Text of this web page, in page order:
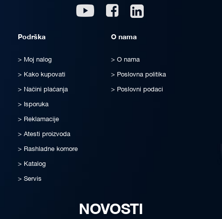
Youtube Facebook
Podrška
Moj nalog
Kako kupovati
Načini plaćanja
Isporuka
Reklamacije
Atesti proizvoda
Rashladne komore
Katalog
Servis
O nama
O nama
Poslovna politika
Poslovni podaci
NOVOSTI